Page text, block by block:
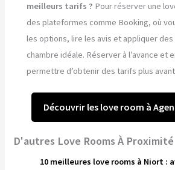
meilleurs tarifs ? Pour réserver une
des plateformes comme Booking, où
les options, lire les avis et appliquer
chambre idéale. Réserver à l’avance et
permettre d’obtenir des tarifs plus
Découvrir les love room à
D'autres Love Rooms À Proximité
10 meilleures love rooms à Niort :